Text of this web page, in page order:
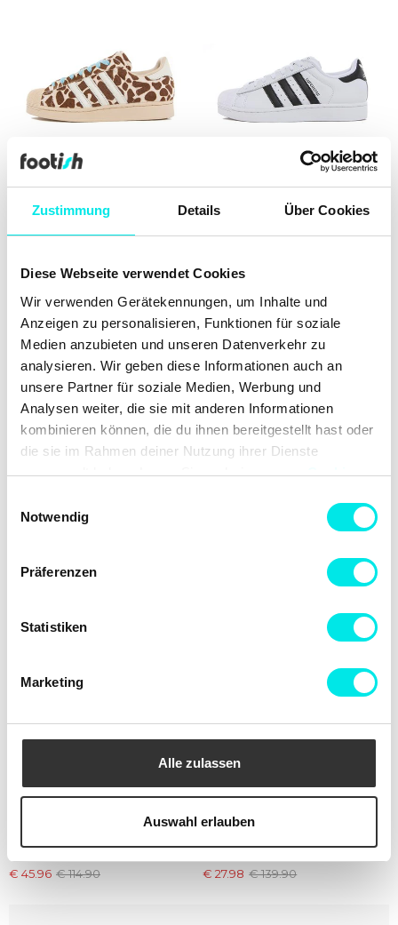
Zustimmung Details Über Cookies
Diese Webseite verwendet Cookies
Wir verwenden Gerätekennungen, um Inhalte und
Anzeigen zu personalisieren, Funktionen für soziale
Medien anzubieten und unseren Datenverkehr zu
analysieren. Wir geben diese Informationen auch an
unsere Partner für soziale Medien, Werbung und
Analysen weiter, die sie mit anderen Informationen
kombinieren können, die du ihnen bereitgestellt hast oder
die sie im Rahmen deiner Nutzung ihrer Dienste
gesammelt haben. Lesen Sie mehr in unsererCookie-
darüber, wie
Notwendig
Präferenzen
Statistiken
Marketing
Alle zulassen
Auswahl erlauben
€ 123.67 € 164.90 € 108.67 € 144.90
adidas Originals Superstar II
25%
adidas Originals Superstar II
25%
Superstar Boot W
€ 45.96 € 114.90
80s Cork
€ 27.98 € 139.90